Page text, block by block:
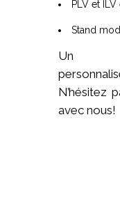
PLV et
Stand
Un
N’hésitez
avec nous!